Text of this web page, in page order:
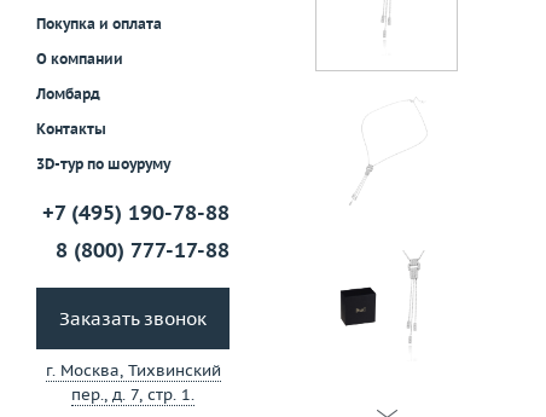
Покупка и оплата
О компании
Ломбард
Контакты
3D-тур по шоуруму
+7 (495) 190-78-88
8 (800) 777-17-88
Заказать звонок
г. Москва, Тихвинский
пер., д. 7, стр. 1.